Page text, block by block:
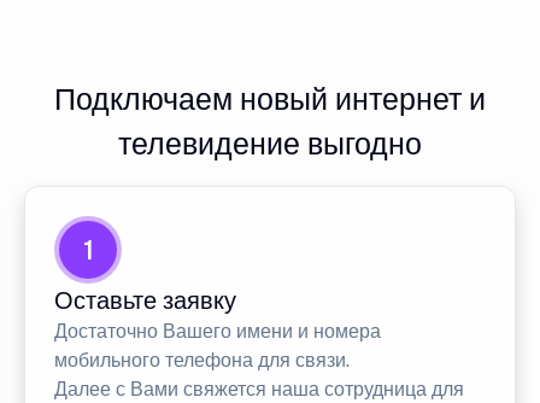
Подключаем новый интернет и
телевидение выгодно
1
Оставьте заявку
Достаточно Вашего имени и номера
мобильного телефона для связи.
Далее с Вами свяжется наша сотрудница для